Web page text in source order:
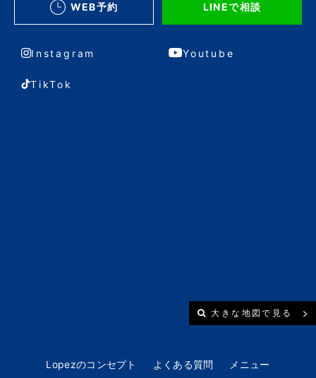
WEB予約 LINEで相談
Instagram Youtube
TikTok
大きな地図で見る
Lopezのコンセプト よくある質問 メニュー